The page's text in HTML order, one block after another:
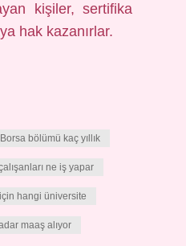
kişiler, sertifika
hak kazanırlar.
Borsa bölümü kaç yıllık
ne iş yapar
hangi üniversite
maaş alıyor